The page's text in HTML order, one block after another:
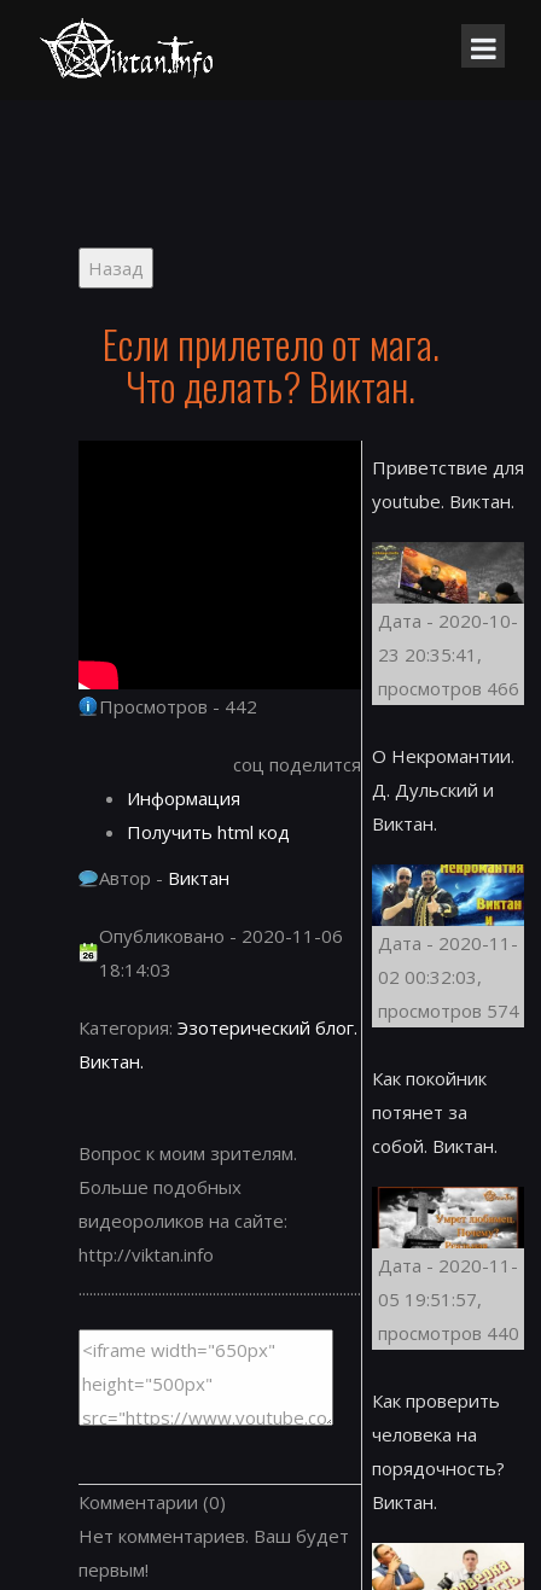
Если прилетело от мага.
Что делать? Виктан.
Просмотров - 442
соц поделится
Информация
Получить html код
Автор - Виктан
Опубликовано - 2020-11-06
18:14:03
Категория: Эзотерический блог.
Виктан.
Вопрос к моим зрителям.
Больше подобных
видеороликов на сайте:
http://viktan.info
..............................................................................
Комментарии (0)
Нет комментариев. Ваш будет
первым!
Приветствие для
youtube. Виктан.
Дата - 2020-10-
23 20:35:41,
просмотров 466
О Некромантии.
Д. Дульский и
Виктан.
Дата - 2020-11-
02 00:32:03,
просмотров 574
Как покойник
потянет за
собой. Виктан.
Дата - 2020-11-
05 19:51:57,
просмотров 440
Как проверить
человека на
порядочность?
Виктан.